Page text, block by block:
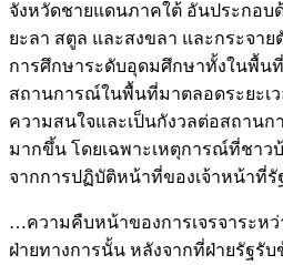
จังหวัดชายแดนภาคใต้ อันประกอบ
ยะลา สตูล และสงขลา และกระจา
การศึกษาระดับอุดมศึกษาทั้งในพื้น
สถานการณ์ในพื้นที่มาตลอดระยะเ
ความสนใจและเป็นกังวลต่อสถาน
มากขึ้น โดยเฉพาะเหตุการณ์ที่ชาว
จากการปฏิบัติหน้าที่ของเจ้าหน้าที่รั
…ความคืบหน้าของการเจรจาระห
ฝ่ายทางการนั้น หลังจากที่ฝ่ายรัฐรั